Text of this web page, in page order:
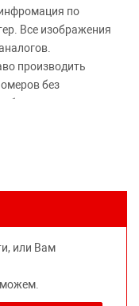
по
Все изображения
производить
без
что
то есть на
для
нарушает права
знаков.
или Вам